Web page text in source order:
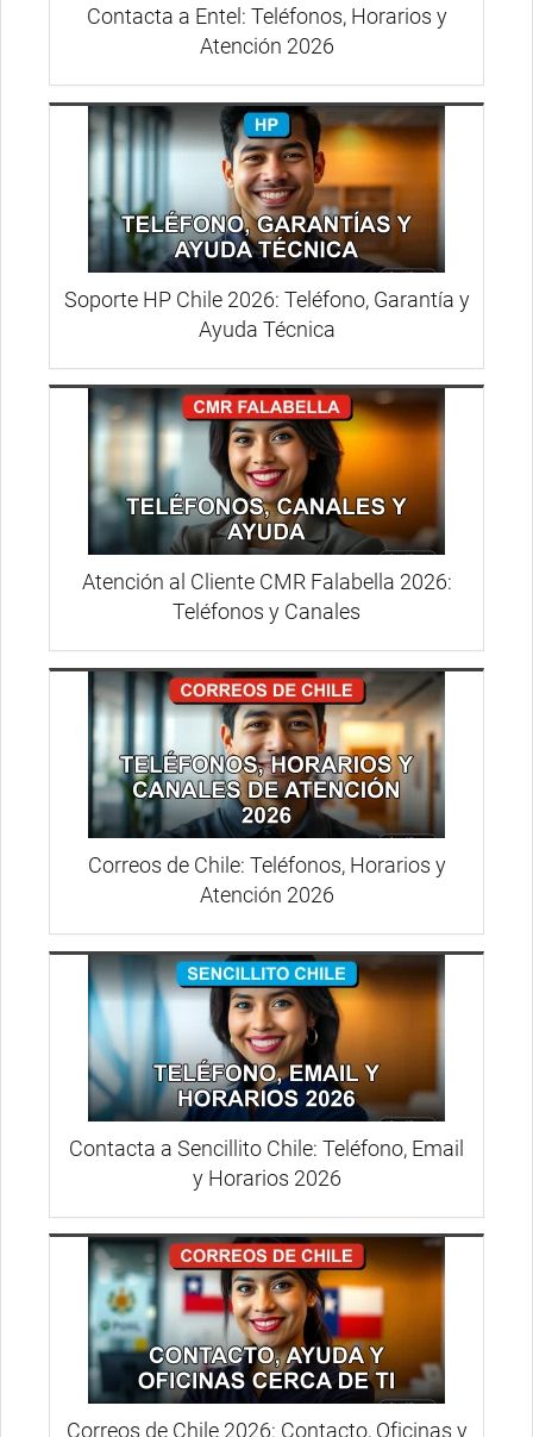
Contacta a Entel: Teléfonos, Horarios y
Atención 2026
Soporte HP Chile 2026: Teléfono, Garantía y
Ayuda Técnica
Atención al Cliente CMR Falabella 2026:
Teléfonos y Canales
Correos de Chile: Teléfonos, Horarios y
Atención 2026
Contacta a Sencillito Chile: Teléfono, Email
y Horarios 2026
Correos de Chile 2026: Contacto, Oficinas y